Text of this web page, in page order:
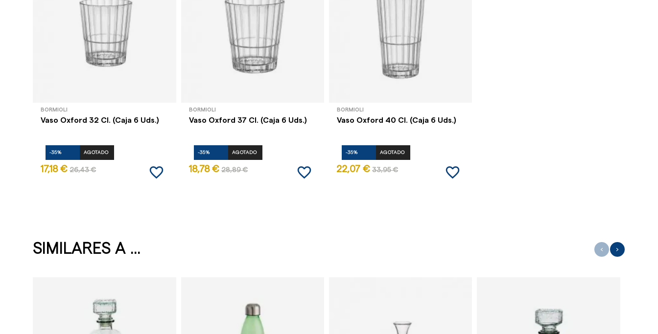
BORMIOLI
Vaso Oxford 32 Cl. (Caja 6 Uds.)
-35% AGOTADO
17,18 € 26,43 € favorite_border
BORMIOLI
Vaso Oxford 37 Cl. (Caja 6 Uds.)
-35% AGOTADO
18,78 € 28,89 € favorite_border
BORMIOLI
Vaso Oxford 40 Cl. (Caja 6 Uds.)
-35% AGOTADO
22,07 € 33,95 € favorite_border
SIMILARES A ... ‹ ›